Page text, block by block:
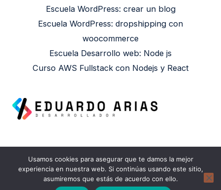
Escuela WordPress: crear un blog
Escuela WordPress: dropshipping con
woocommerce
Escuela Desarrollo web: Node js
Curso AWS Fullstack con Nodejs y React
Copyright © 2026 Eduardo Arias | Powered by
Eduardo Arias
Usamos cookies para asegurar que te damos la mejor
experiencia en nuestra web. Si continúas usando este sitio,
asumiremos que estás de acuerdo con ello.